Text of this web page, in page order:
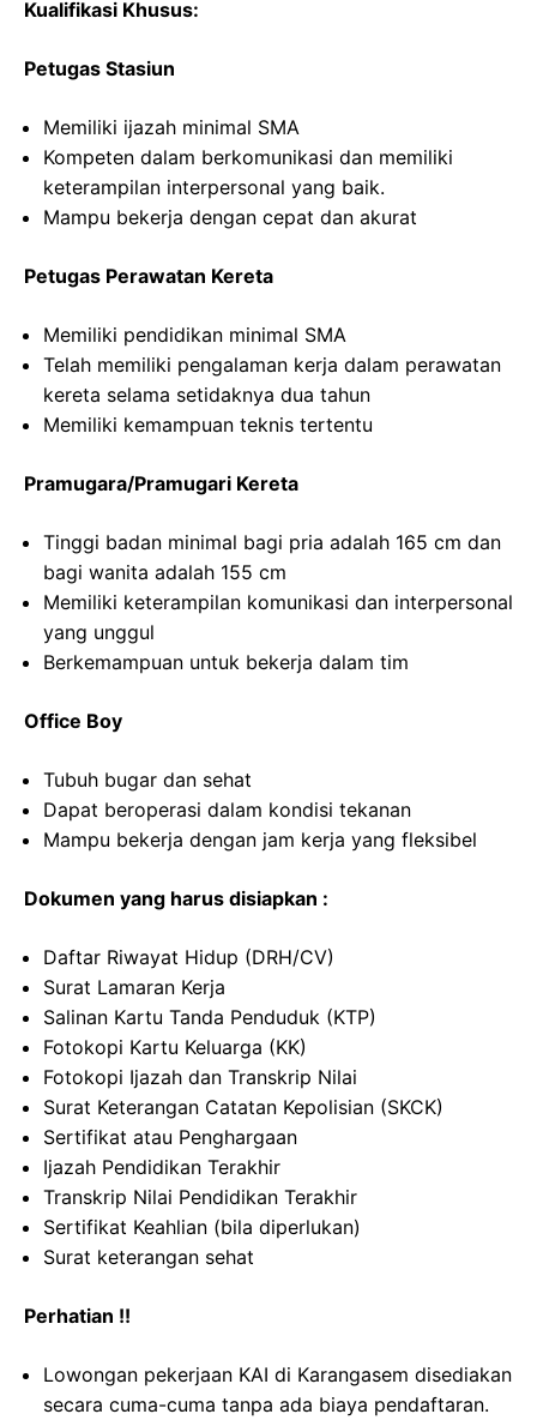
Kualifikasi Khusus:
Petugas Stasiun
Memiliki ijazah minimal SMA
Kompeten dalam berkomunikasi dan memiliki
keterampilan interpersonal yang baik.
Mampu bekerja dengan cepat dan akurat
Petugas Perawatan Kereta
Memiliki pendidikan minimal SMA
Telah memiliki pengalaman kerja dalam perawatan
kereta selama setidaknya dua tahun
Memiliki kemampuan teknis tertentu
Pramugara/Pramugari Kereta
Tinggi badan minimal bagi pria adalah 165 cm dan
bagi wanita adalah 155 cm
Memiliki keterampilan komunikasi dan interpersonal
yang unggul
Berkemampuan untuk bekerja dalam tim
Office Boy
Tubuh bugar dan sehat
Dapat beroperasi dalam kondisi tekanan
Mampu bekerja dengan jam kerja yang fleksibel
Dokumen yang harus disiapkan :
Daftar Riwayat Hidup (DRH/CV)
Surat Lamaran Kerja
Salinan Kartu Tanda Penduduk (KTP)
Fotokopi Kartu Keluarga (KK)
Fotokopi Ijazah dan Transkrip Nilai
Surat Keterangan Catatan Kepolisian (SKCK)
Sertifikat atau Penghargaan
Ijazah Pendidikan Terakhir
Transkrip Nilai Pendidikan Terakhir
Sertifikat Keahlian (bila diperlukan)
Surat keterangan sehat
Perhatian !!
Lowongan pekerjaan KAI di Karangasem disediakan
secara cuma-cuma tanpa ada biaya pendaftaran.